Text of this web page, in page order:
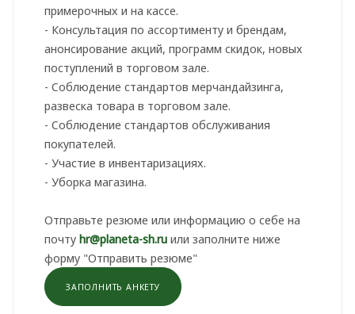
примерочных и на кассе.
- Консультация по ассортименту и брендам,
анонсирование акций, программ скидок, новых
поступлений в торговом зале.
- Соблюдение стандартов мерчандайзинга,
развеска товара в торговом зале.
- Соблюдение стандартов обслуживания
покупателей.
- Участие в инвентаризациях.
- Уборка магазина.
Отправьте резюме или информацию о себе на
почту hr@planeta-sh.ru или заполните ниже
форму "Отправить резюме"
ЗАПОЛНИТЬ АНКЕТУ